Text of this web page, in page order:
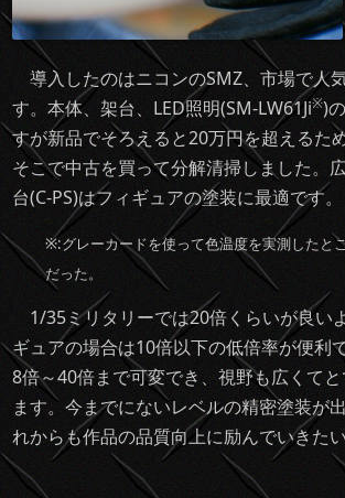
導入したのはニコンのSMZ、市場で人
す。本体、架台、LED照明(SM-LW61Ji※)
すが新品でそろえると20万円を超えるた
そこで中古を買って分解清掃しました。
台(C-PS)はフィギュアの塗装に最適です。
※:グレーカードを使って色温度を実測したと
だった。
1/35ミリタリーでは20倍くらいが良い
ギュアの場合は10倍以下の低倍率が便利
8倍～40倍まで可変でき、視野も広くて
ます。今までにないレベルの精密塗装が
れからも作品の品質向上に励んでいきたい